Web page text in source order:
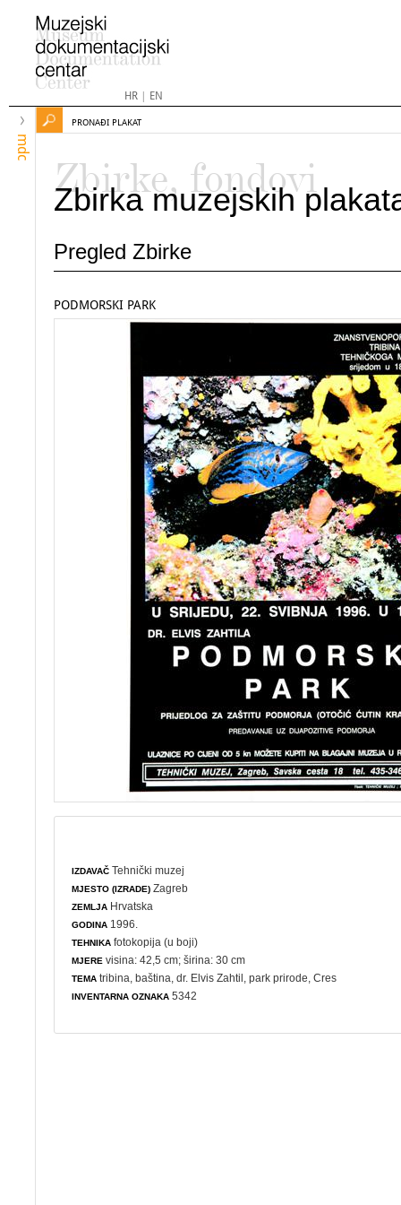
HR| EN
mdc
PRONAĐI PLAKAT
Zbirke, fondovi
Zbirka muzejskih
Pregled Zbirke
PODMORSKI PARK
IZDAVAČ Tehnički muzej
MJESTO (IZRADE) Zagreb
ZEMLJA Hrvatska
GODINA 1996.
TEHNIKA fotokopija (u boji)
MJERE visina: 42,5 cm; širina: 30 cm
TEMA tribina ,baština , dr. Elvis Zahtil,park prirode , Cres
INVENTARNA OZNAKA 5342